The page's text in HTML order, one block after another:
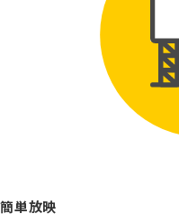
簡単放映